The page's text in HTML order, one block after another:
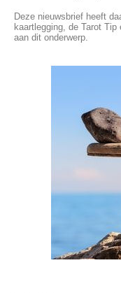
Deze nieuwsbrief heeft
kaartlegging, de Tarot
aan dit onderwerp.